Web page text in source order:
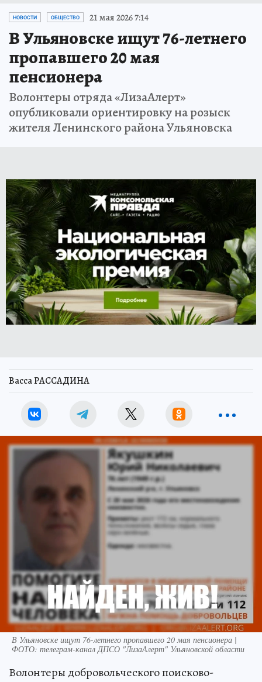
НОВОСТИ ОБЩЕСТВО 21 мая 2026 7:14
В Ульяновске ищут 76-летнего
пропавшего 20 мая
пенсионера
Волонтеры отряда «ЛизаАлерт»
опубликовали ориентировку на розыск
жителя Ленинского района Ульяновска
Васса РАССАДИНА
В Ульяновске ищут 76-летнего пропавшего 20 мая пенсионера |
ФОТО: телеграм-канал ДПСО "ЛизаАлерт" Ульяновской области
Волонтеры добровольческого поисково-